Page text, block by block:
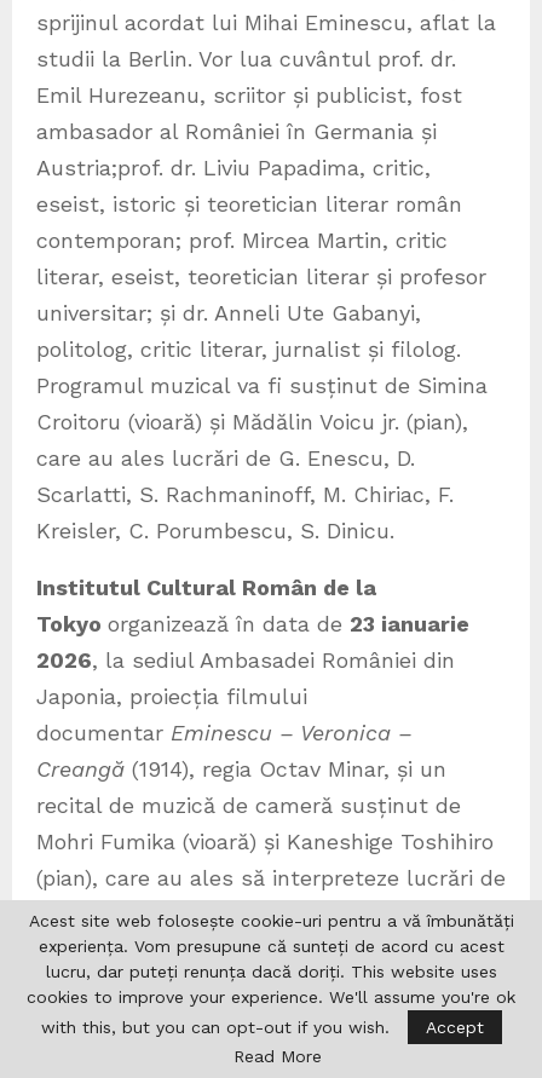
sprijinul acordat lui Mihai Eminescu, aflat la
studii la Berlin. Vor lua cuvântul prof. dr.
Emil Hurezeanu, scriitor și publicist, fost
ambasador al României în Germania și
Austria;prof. dr. Liviu Papadima, critic,
eseist, istoric și teoretician literar român
contemporan; prof. Mircea Martin, critic
literar, eseist, teoretician literar și profesor
universitar; și dr. Anneli Ute Gabanyi,
politolog, critic literar, jurnalist și filolog.
Programul muzical va fi susținut de Simina
Croitoru (vioară) și Mădălin Voicu jr. (pian),
care au ales lucrări de G. Enescu, D.
Scarlatti, S. Rachmaninoff, M. Chiriac, F.
Kreisler, C. Porumbescu, S. Dinicu.
Institutul Cultural Român de la
Tokyo organizează în data de 23 ianuarie
2026, la sediul Ambasadei României din
Japonia, proiecția filmului
documentar Eminescu – Veronica –
Creangă (1914), regia Octav Minar, și un
recital de muzică de cameră susținut de
Mohri Fumika (vioară) și Kaneshige Toshihiro
(pian), care au ales să interpreteze lucrări de
George Enescu. Evenimentul este organizat
în parteneriat cuAmbasada României în
Japonia, Centrul Național al Cinematografiei
din România și Arhiva Națională de Filme –
Cinemateca Română. Documentarul
Acest site web folosește cookie-uri pentru a vă îmbunătăți
experiența. Vom presupune că sunteți de acord cu acest
lucru, dar puteți renunța dacă doriți. This website uses
cookies to improve your experience. We'll assume you're ok
with this, but you can opt-out if you wish.
Accept
Read More